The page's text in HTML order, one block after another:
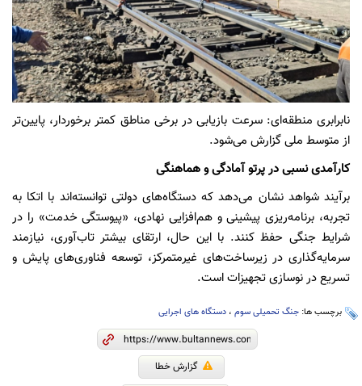
نابرابری منطقه‌ای: سرعت بازیابی در برخی مناطق کمتر برخوردار، پایین‌تر
از متوسط ملی گزارش می‌شود.
کارآمدی نسبی در پرتو آمادگی و هماهنگی
برآیند شواهد نشان می‌دهد که دستگاه‌های دولتی توانسته‌اند با اتکا به
تجربه، برنامه‌ریزی پیشینی و هم‌افزایی نهادی، «پیوستگی خدمت» را در
شرایط جنگی حفظ کنند. با این حال، ارتقای بیشتر تاب‌آوری، نیازمند
سرمایه‌گذاری در زیرساخت‌های غیرمتمرکز، توسعه فناوری‌های پایش و
تسریع در نوسازی تجهیزات است.
برچسب ها: جنگ تحمیلی سوم ، دستگاه های اجرایی
گزارش خطا